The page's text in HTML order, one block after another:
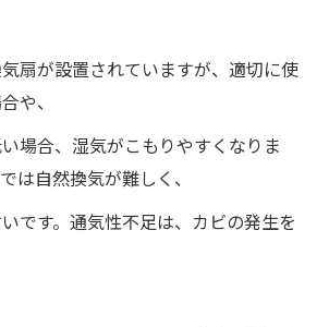
扇が設置されていますが、適切に使
や、
場合、湿気がこもりやすくなりま
は自然換気が難しく、
です。通気性不足は、カビの発生を